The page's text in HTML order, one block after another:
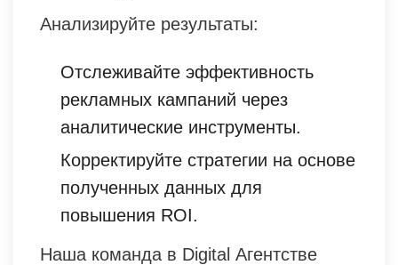
Анализируйте результаты:
Отслеживайте эффективность
рекламных кампаний через
аналитические инструменты.
Корректируйте стратегии на основе
полученных данных для
повышения ROI.
Наша команда в Digital Агентстве